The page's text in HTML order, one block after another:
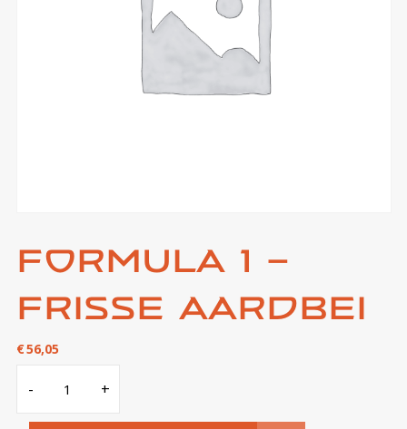
Formula 1 –
frisse aardbei
€56,05
-
frisse
+